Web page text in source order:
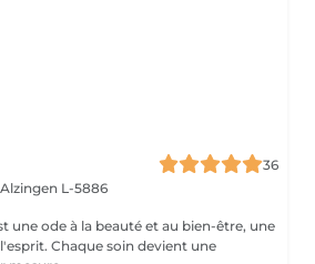
36
Alzingen L-5886
une ode à la beauté et au bien-être, une
Chaque soin devient une